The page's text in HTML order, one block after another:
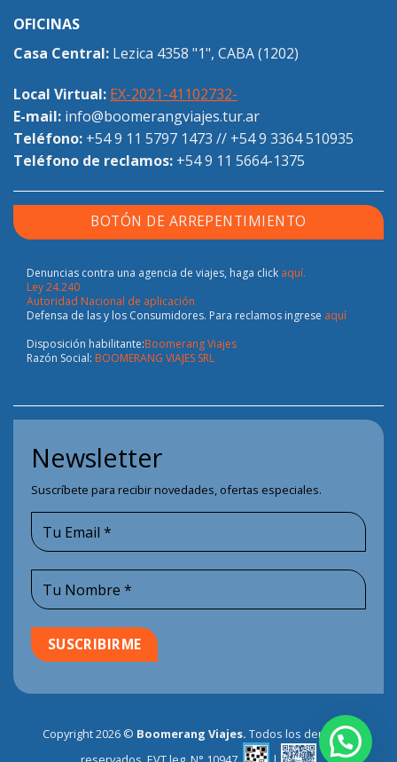
OFICINAS
Casa Central: Lezica 4358 "1", CABA (1202)
Local Virtual: EX-2021-41102732-
E-mail: info@boomerangviajes.tur.ar
Teléfono: +54 9 11 5797 1473 // +54 9 3364 510935
Teléfono de reclamos: +54 9 11 5664-1375
BOTÓN DE ARREPENTIMIENTO
Denuncias contra una agencia de viajes, haga click aquí.
Ley 24.240
Autoridad Nacional de aplicación
Defensa de las y los Consumidores. Para reclamos ingrese aquí
Disposición habilitante:Boomerang Viajes
Razón Social: BOOMERANG VIAJES SRL
Newsletter
Suscríbete para recibir novedades, ofertas especiales.
Copyright 2026 © Boomerang Viajes. Todos los derechos